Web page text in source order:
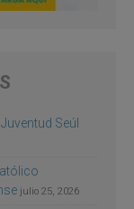
Seúl
julio 25, 2026